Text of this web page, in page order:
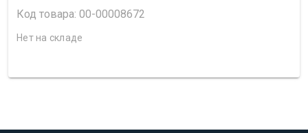
Код товара: 00-00008672
Нет на складе